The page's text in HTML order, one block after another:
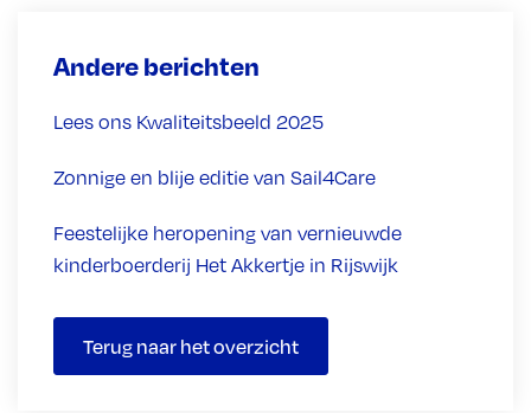
Andere berichten
Lees ons Kwaliteitsbeeld 2025
Zonnige en blije editie van Sail4Care
Feestelijke heropening van vernieuwde
kinderboerderij Het Akkertje in Rijswijk
Terug naar het overzicht